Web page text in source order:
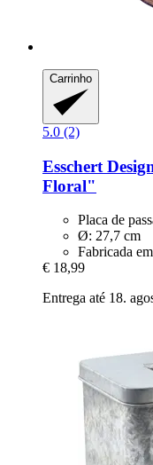
Carrinho
5.0 (2)
Esschert
Floral"
Placa de
Ø: 27,7 cm
Fabricada
€ 18,99
Entrega até 18.